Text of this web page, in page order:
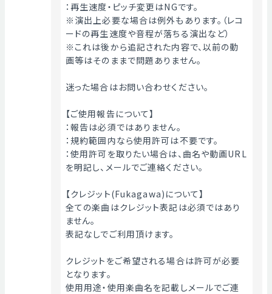
：再生速度・ピッチ変更はNGです。
※演出上必要な場合は例外もあります。（レコ
ードの再生速度や音程が落ちる演出など）
※これは後から追記された内容で、以前の動
画等はそのままで問題ありません。
迷った場合はお問い合わせください。
【ご使用報告について】
：報告は必須ではありません。
：規約範囲内なら使用許可は不要です。
：使用許可を取りたい場合は、曲名や動画URL
を明記し、メールでご連絡ください。
【クレジット(Fukagawa)について】
全ての楽曲はクレジット表記は必須ではあり
ません。
表記なしでご利用頂けます。
クレジットをご希望される場合は許可が必要
となります。
使用用途・使用楽曲名を記載しメールでご連